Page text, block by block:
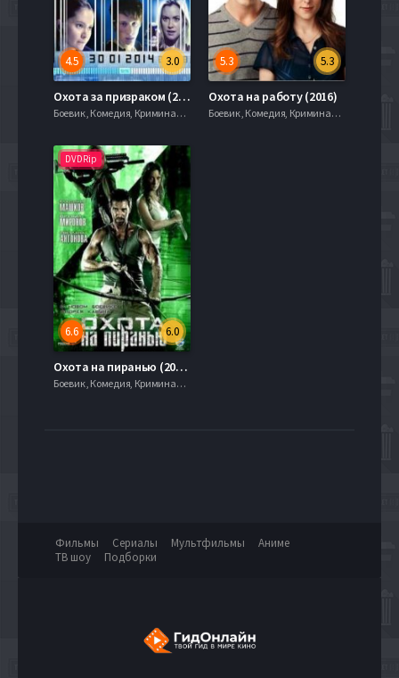
3.0
4.5
Охота за призраком (2014)
Боевик , Комедия, Криминал, 720hd, mobilen,
5.3
5.3
Охота на работу (2016)
Боевик , Комедия, Криминал, 720hd, mobilen,
DVDRip
6.0
6.6
Охота на пиранью (2006)
Боевик , Комедия, Криминал, 720hd, mobilen,
Фильмы Сериалы Мультфильмы
Аниме
ТВ шоу
Подборки